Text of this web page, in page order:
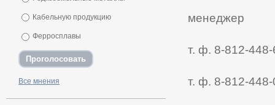
менеджер
т. ф. 8-812-
т. ф. 8-812-
Кабельную продукцию
Ферросплавы
Все мнения